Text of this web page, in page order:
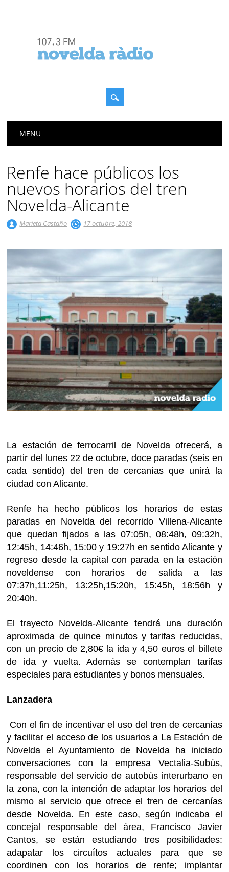
Menú principal
MENU
Renfe hace públicos los
nuevos horarios del tren
Novelda-Alicante
Marieta Castaño 17 octubre, 2018
La estación de ferrocarril de Novelda ofrecerá, a
partir del lunes 22 de octubre, doce paradas (seis en
cada sentido) del tren de cercanías que unirá la
ciudad con Alicante.
Renfe ha hecho públicos los horarios de estas
paradas en Novelda del recorrido Villena-Alicante
que quedan fijados a las 07:05h, 08:48h, 09:32h,
12:45h, 14:46h, 15:00 y 19:27h en sentido Alicante y
regreso desde la capital con parada en la estación
noveldense con horarios de salida a las
07:37h,11:25h, 13:25h,15:20h, 15:45h, 18:56h y
20:40h.
El trayecto Novelda-Alicante tendrá una duración
aproximada de quince minutos y tarifas reducidas,
con un precio de 2,80€ la ida y 4,50 euros el billete
de ida y vuelta. Además se contemplan tarifas
especiales para estudiantes y bonos mensuales.
Lanzadera
Con el fin de incentivar el uso del tren de cercanías
y facilitar el acceso de los usuarios a La Estación de
Novelda el Ayuntamiento de Novelda ha iniciado
conversaciones con la empresa Vectalia-Subús,
responsable del servicio de autobús interurbano en
la zona, con la intención de adaptar los horarios del
mismo al servicio que ofrece el tren de cercanías
desde Novelda. En este caso, según indicaba el
concejal responsable del área, Francisco Javier
Cantos, se están estudiando tres posibilidades:
adapatar los circuítos actuales para que se
coordinen con los horarios de renfe; implantar